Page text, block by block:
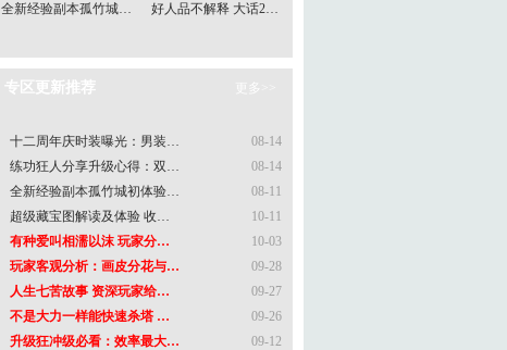
全新经验副本孤竹城… 好人品不解释 大话2…
专区更新推荐
08-14
十二周年庆时装曝光：男装…
08-14
练功狂人分享升级心得：双…
08-11
全新经验副本孤竹城初体验…
10-11
超级藏宝图解读及体验 收…
10-03
有种爱叫相濡以沫 玩家分…
09-28
玩家客观分析：画皮分花与…
09-27
人生七苦故事 资深玩家给…
09-26
不是大力一样能快速杀塔 …
09-12
升级狂冲级必看：效率最大…